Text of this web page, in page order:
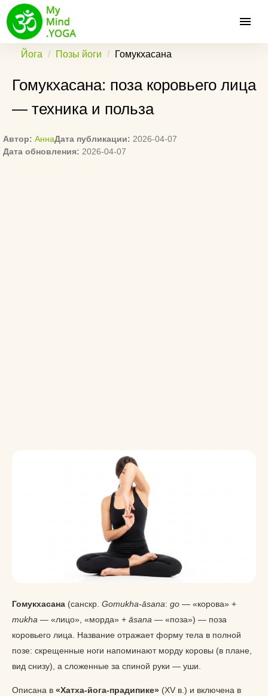
Йога Позы йоги Гомукхасана
Гомукхасана: поза коровьего лица
— техника и польза
Автор: АннаДата публикации: 2026-04-07
Дата обновления: 2026-04-07
Гомукхасана (санскр. Gomukha-āsana: go — «корова» +
mukha — «лицо», «морда» + āsana — «поза») — поза
коровьего лица. Название отражает форму тела в полной
позе: скрещенные ноги напоминают морду коровы (в плане,
вид снизу), а сложенные за спиной руки — уши.
Описана в «Хатха-йога-прадипике» (XV в.) и включена в